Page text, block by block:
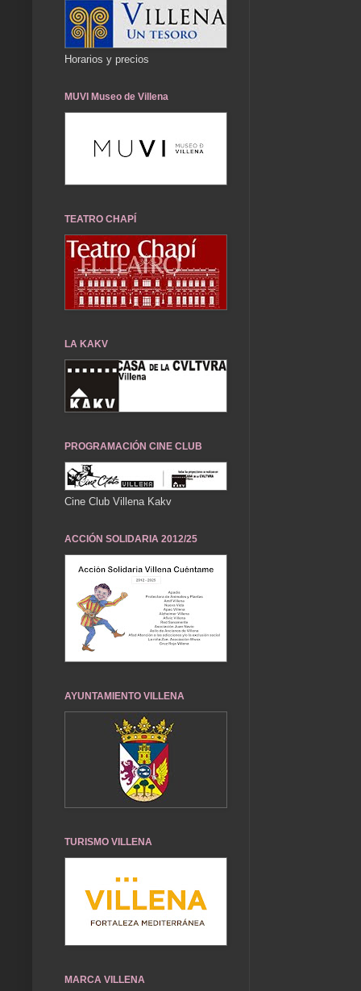
Horarios y precios
MUVI Museo de Villena
TEATRO CHAPÍ
LA KAKV
PROGRAMACIÓN CINE CLUB
Cine Club Villena Kakv
ACCIÓN SOLIDARIA 2012/25
AYUNTAMIENTO VILLENA
TURISMO VILLENA
MARCA VILLENA